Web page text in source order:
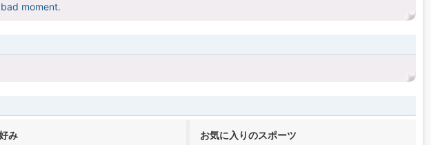
moment.
み お気に入りのスポーツ